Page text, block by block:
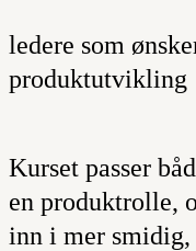
ledere som
produktutvikling
Kurset passer
en produktrolle,
inn i mer